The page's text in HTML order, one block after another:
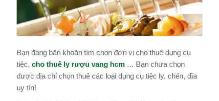
Bạn đang băn khoăn tìm chọn đơn vị cho thuê dụng cụ
tiệc, cho thuê ly rượu vang hcm… Bạn chưa chọn
được địa chỉ chọn thuê các loại dụng cụ tiệc ly, chén, dĩa
uy tín!